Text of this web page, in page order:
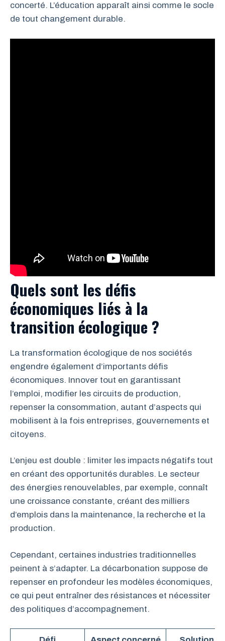
concerté. L’éducation apparaît ainsi comme le socle
de tout changement durable.
Quels sont les défis
économiques liés à la
transition écologique ?
La transformation écologique de nos sociétés
engendre également d’importants défis
économiques. Innover tout en garantissant
l’emploi, modifier les circuits de production,
repenser la consommation, autant d’aspects qui
mobilisent à la fois entreprises, gouvernements et
citoyens.
L’enjeu est double : limiter les impacts négatifs tout
en créant des opportunités durables. Le secteur
des énergies renouvelables, par exemple, connaît
une croissance constante, créant des milliers
d’emplois dans la maintenance, la recherche et la
production.
Cependant, certaines industries traditionnelles
peinent à s’adapter. La décarbonation suppose de
repenser en profondeur les modèles économiques,
ce qui peut entraîner des résistances et nécessiter
des politiques d’accompagnement.